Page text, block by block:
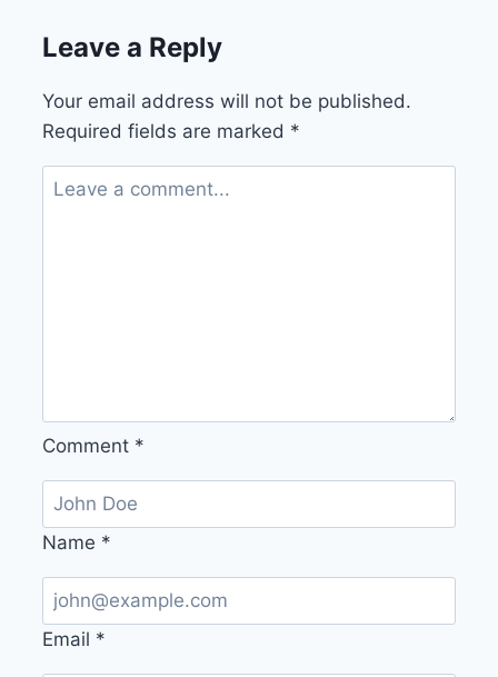
Leave a Reply
Your email address will not be published.
Required fields are marked *
Comment *
Name *
Email *